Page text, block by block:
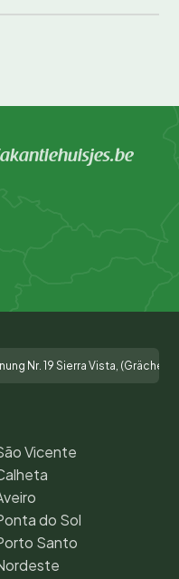
Nr. 19 Sierra Vista,
Vicente
do Sol
Santo